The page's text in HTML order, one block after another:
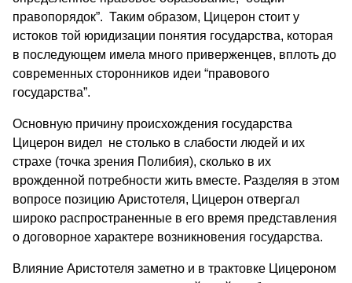
правопорядок”. Таким образом, Цицерон стоит у
истоков той юридизации понятия государства, которая
в последующем имела много приверженцев, вплоть до
современных сторонников идеи “правового
государства”.
Основную причину происхождения государства
Цицерон видел не столько в слабости людей и их
страхе (точка зрения Полибия), сколько в их
врожденной потребности жить вместе. Разделяя в этом
вопросе позицию Аристотеля, Цицерон отвергал
широко распространенные в его время представления
о договорное характере возникновения государства.
Влияние Аристотеля заметно и в трактовке Цицероном